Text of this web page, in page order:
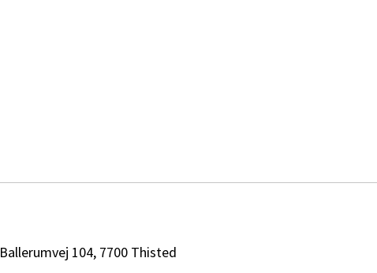
Ballerumvej 104, 7700 Thisted